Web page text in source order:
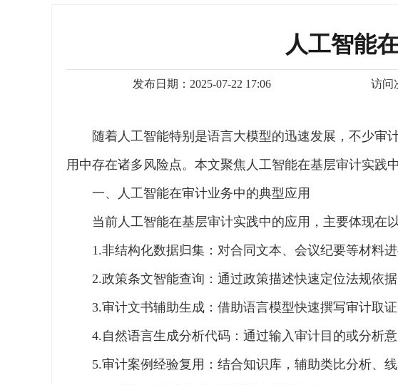
人工智能
发布日期：2025-07-22 17:06 访问
随着人工智能特别是语言大模型的迅速发展，不少审
用中存在诸多风险点。本文聚焦人工智能在基层审计实践
一、人工智能在审计业务中的典型应用
当前人工智能在基层审计实践中的应用，主要体现在
1.非结构化数据归集：对合同文本、会议纪要等材料
2.政策条文智能查询：通过政策描述快速定位法规依据
3.审计文书辅助生成：借助语言模型快速撰写审计取
4.自然语言生成分析代码：通过输入审计目的或分析
5.审计案例经验复用：结合知识库，辅助类比分析、线